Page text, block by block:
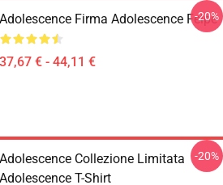
Adolescence Firma Adolescence Felpe
37,67 € - 44,11 €
-20%
Adolescence Collezione Limitata
Adolescence T-Shirt
-20%